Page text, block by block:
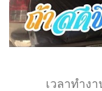
เวลาทำงาน